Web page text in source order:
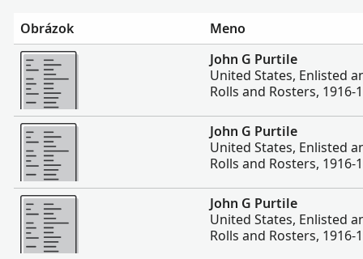
Obrázok
Meno
Viac
John G Purtile
United States, Enlisted
Rolls and Rosters, 1916-
Viac
John G Purtile
United States, Enlisted
Rolls and Rosters, 1916-
Viac
John G Purtile
United States, Enlisted
Rolls and Rosters, 1916-